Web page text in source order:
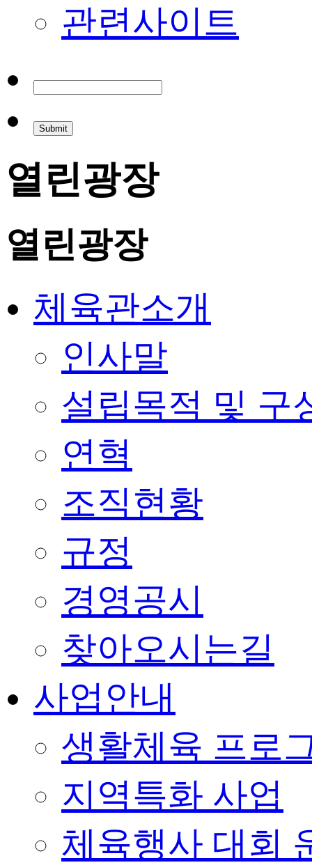
관련사이트
열린광장
열린광장
체육관소개
인사말
설립목적 및 구
연혁
조직현황
규정
경영공시
찾아오시는길
사업안내
생활체육 프로
지역특화 사업
체육행사 대회